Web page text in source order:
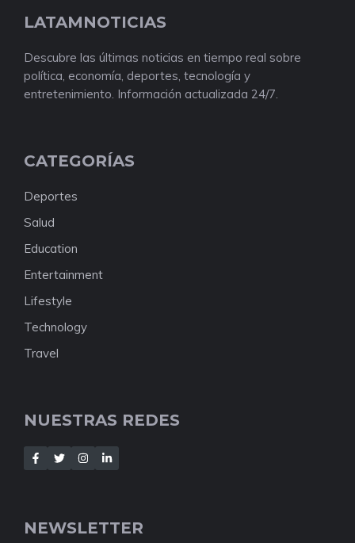
LATAMNOTICIAS
Descubre las últimas noticias en tiempo real sobre
política, economía, deportes, tecnología y
entretenimiento. Información actualizada 24/7.
CATEGORÍAS
Deportes
Salud
Education
Entertainment
Lifestyle
Technology
Travel
NUESTRAS REDES
NEWSLETTER